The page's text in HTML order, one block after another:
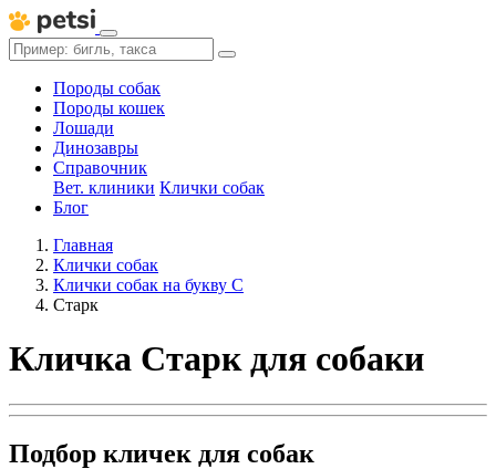
Породы собак
Породы кошек
Лошади
Динозавры
Справочник
Вет. клиники Клички собак
Блог
Главная
Клички собак
Клички собак на букву С
Старк
Кличка Старк для собаки
Подбор кличек для собак